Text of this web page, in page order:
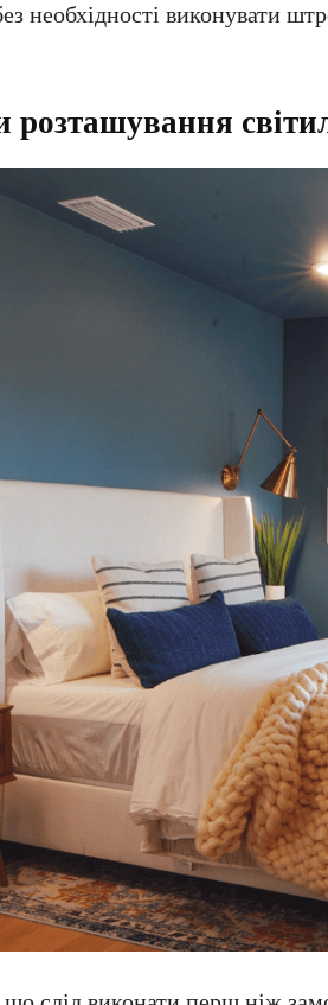
необхідності виконувати
розташування